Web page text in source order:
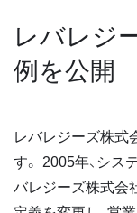
レバレジ
例を公開
レバレジーズ株式
す。 2005年、シ
バレジーズ株式会